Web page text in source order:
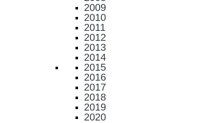
2009
2010
2011
2012
2013
2014
2015
2016
2017
2018
2019
2020